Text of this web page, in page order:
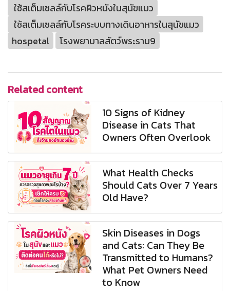
ใช้สเต็มเซลล์กับโรคผิวหนังในสุนัขแมว
ใช้สเต็มเซลล์กับโรคระบบทางเดินอาหารในสุนัขแมว
hospetal
โรงพยาบาลสัตว์พระราม9
Related content
10 Signs of Kidney
Disease in Cats That
Owners Often Overlook
What Health Checks
Should Cats Over 7 Years
Old Have?
Skin Diseases in Dogs
and Cats: Can They Be
Transmitted to Humans?
What Pet Owners Need
to Know